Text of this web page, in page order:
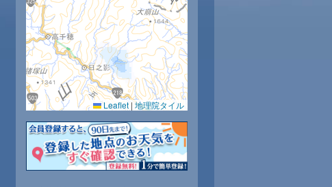
Leaflet | 地理院タイル